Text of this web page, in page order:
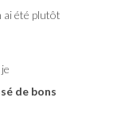
ai été plutôt
de bons